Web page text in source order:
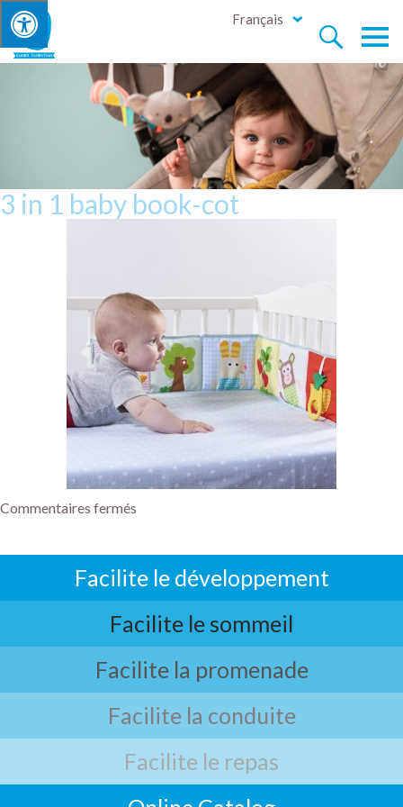


Français
3 in 1 baby book-cot
Commentaires fermés
Facilite le développement
Facilite le sommeil
Facilite la promenade
Facilite la conduite
Facilite le repas